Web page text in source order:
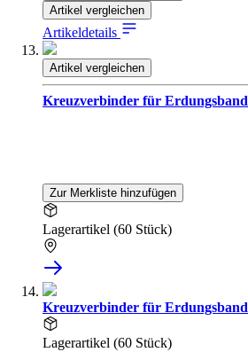
Artikel vergleichen
Artikeldetails
Artikel vergleichen
Kreuzverbinder für Erdungsband
Zur Merkliste hinzufügen
Lagerartikel (60 Stück)
Kreuzverbinder für Erdungsband
Lagerartikel (60 Stück)